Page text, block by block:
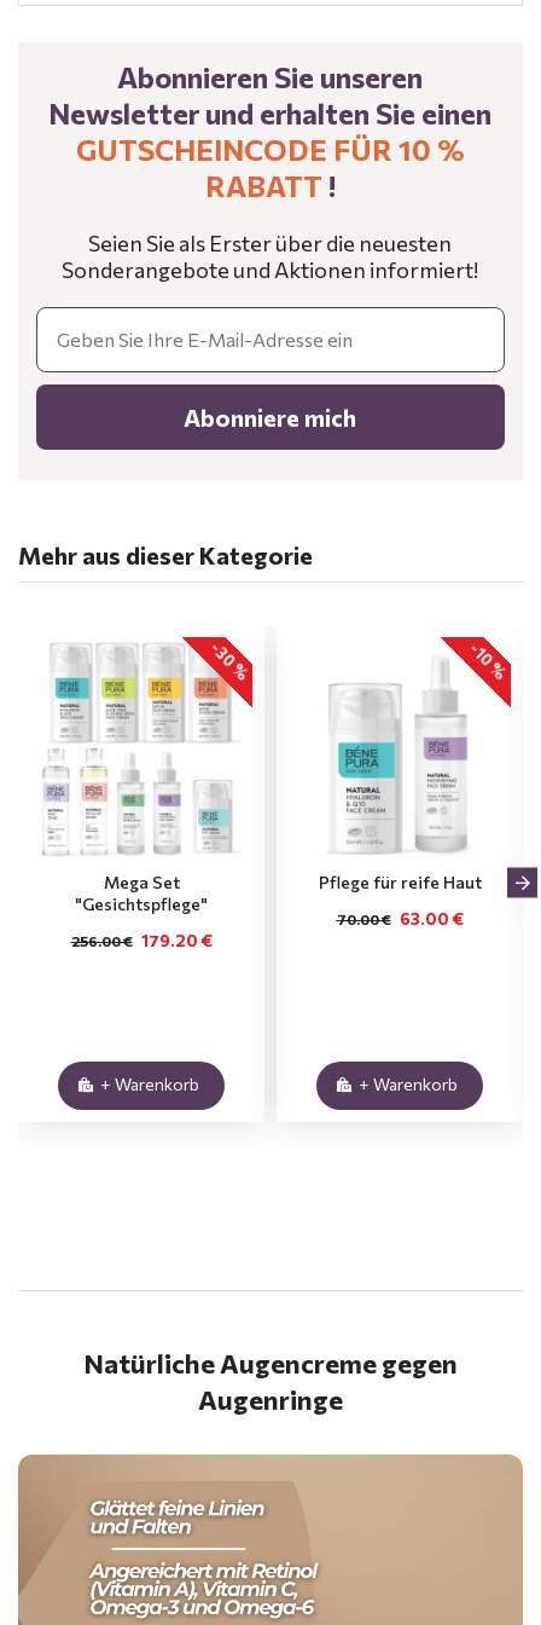
Abonnieren Sie unseren
Newsletter und erhalten Sie einen
GUTSCHEINCODE FÜR 10 %
RABATT !
Seien Sie als Erster über die neuesten
Sonderangebote und Aktionen informiert!
Email
Abonniere mich
Mehr aus dieser Kategorie
-30 %
Mega Set
"Gesichtspflege"
179.20 €
256.00 €
+ Warenkorb
-10 %
Pflege für reife Haut
63.00 €
70.00 €
+ Warenkorb
Natürliche Augencreme gegen
Augenringe